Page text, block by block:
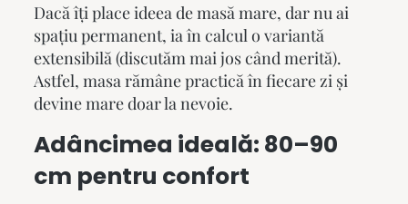
Dacă îți place ideea de masă mare, dar nu ai
spațiu permanent, ia în calcul o variantă
extensibilă (discutăm mai jos când merită).
Astfel, masa rămâne practică în fiecare zi și
devine mare doar la nevoie.
Adâncimea ideală: 80–90
cm pentru confort